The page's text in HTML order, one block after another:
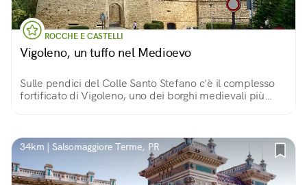
ROCCHE E CASTELLI
Vigoleno, un tuffo nel Medioevo
Sulle pendici del Colle Santo Stefano c'è il complesso
fortificato di Vigoleno, uno dei borghi medievali più
34km | Salsomaggiore Terme, PR